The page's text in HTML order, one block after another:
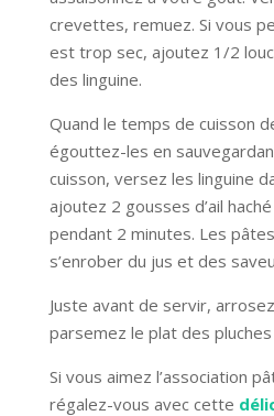
crevettes, remuez. Si vous
est trop sec, ajoutez 1/2
des linguine.
Quand le temps de cuisson
égouttez-les en
cuisson, versez les linguine
ajoutez 2 gousses d’ail
pendant 2 minutes. Les
s’enrober du jus et des
Juste avant de servir,
parsemez le plat des
Si vous aimez l’association
régalez-vous avec cette